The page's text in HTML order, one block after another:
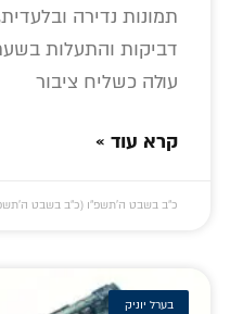
תמונות נדירה
דביקות והתעלות
עולה כשליח ציבור
קרא עוד »
כ״ב בשבט ה׳תשפ״ו (כ״ב בשבט ה׳תשפ״ו
בערל יוניק